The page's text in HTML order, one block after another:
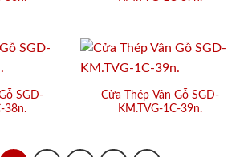
SGD-
38n.
Cửa Thép Vân Gỗ SGD-
KM.TVG-1C-39n.